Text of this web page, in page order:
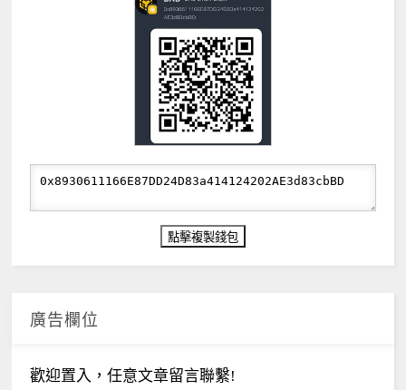
廣告欄位
歡迎置入，任意文章留言聯繫!